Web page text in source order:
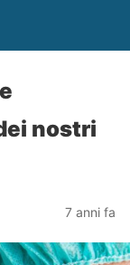
nostri
7 anni fa